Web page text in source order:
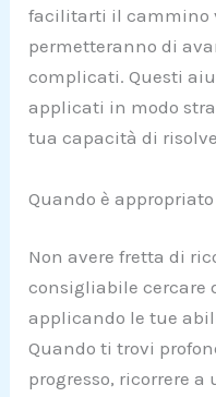
facilitarti il cammino
permetteranno di
complicati. Questi
applicati in modo
tua capacità di
Quando è
Non avere fretta di
consigliabile cercare
applicando le tue
Quando ti trovi
progresso, ricorrere